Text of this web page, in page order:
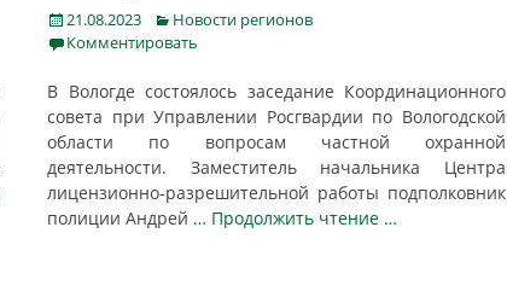
Posted
on
21.08.2023 Categories
Новости регионов
Комментировать
В Вологде состоялось заседание Координационного
совета при Управлении Росгвардии по Вологодской
области по вопросам частной охранной
деятельности. Заместитель начальника Центра
лицензионно-разрешительной работы подполковник
полиции Андрей … Продолжить чтение …